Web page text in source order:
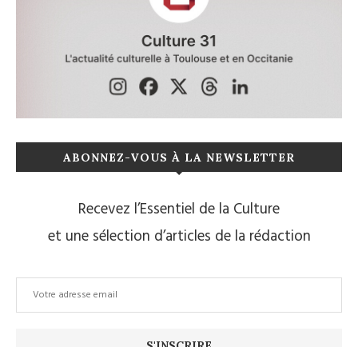
ABONNEZ-VOUS À LA NEWSLETTER
Recevez l’Essentiel de la Culture
et une sélection d’articles de la rédaction